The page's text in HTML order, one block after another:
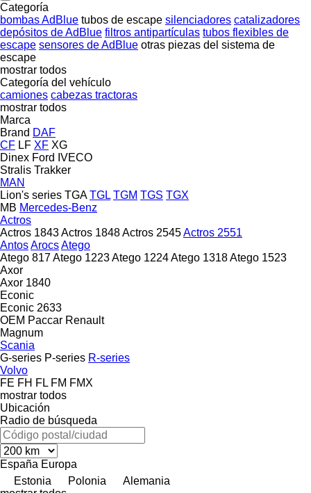
Categoría
bombas AdBlue tubos de escape silenciadores catalizadores
depósitos de AdBlue filtros antipartículas tubos flexibles de
escape sensores de AdBlue otras piezas del sistema de
escape
mostrar todos
Categoría del vehículo
camiones cabezas tractoras
mostrar todos
Marca
Brand DAF
CF LF XF XG
Dinex Ford IVECO
Stralis Trakker
MAN
Lion's series TGA TGL TGM TGS TGX
MB Mercedes-Benz
Actros
Actros 1843Actros 1848Actros 2545Actros 2551
AntosArocsAtego
Atego 817Atego 1223Atego 1224Atego 1318Atego 1523
Axor
Axor 1840
Econic
Econic 2633
OEM Paccar Renault
Magnum
Scania
G-series P-series R-series
Volvo
FE FH FL FM FMX
mostrar todos
Ubicación
Radio de búsqueda
España Europa
Estonia
Polonia
Alemania